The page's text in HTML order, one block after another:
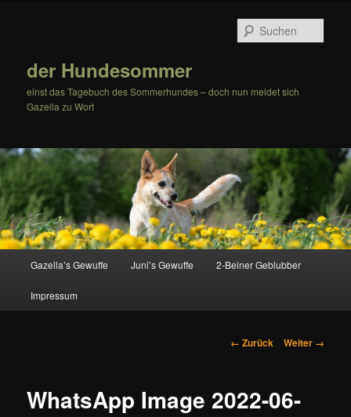
der Hundesommer
einst das Tagebuch des Sommerhundes – doch nun meldet sich
Gazella zu Wort
Gazella’s Gewuffe Juni’s Gewuffe 2-Beiner Geblubber
Impressum
Bilder-
← Zurück Weiter →
WhatsApp Image 2022-06-